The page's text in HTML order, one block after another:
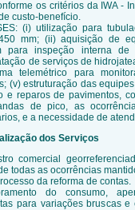
os critérios da IWA -
custo-benefício.
(i) utilização para
mm; (ii) aquisição de
para inspeção interna
de serviços de
telemétrico para
(v) estruturação das
e reparos de pavimentos,
de pico, as
e a necessidade de
dos Serviços
comercial
todas as ocorrências
da reforma de contas.
do consumo,
para variações bruscas